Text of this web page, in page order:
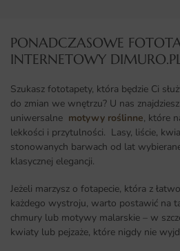
PONADCZASOWE
INTERNETOWY
Szukasz fototapety, która będzie Ci
do zmian we wnętrzu? U nas
uniwersalne motywy roślinne, które
lekkości i przytulności. Lasy, liście,
stonowanych barwach od lat
klasycznej elegancji.
Jeżeli marzysz o fotapecie, która z
każdego wystroju, warto postawić na
chmury lub motywy malarskie – w
kwiaty lub pejzaże, które nigdy nie